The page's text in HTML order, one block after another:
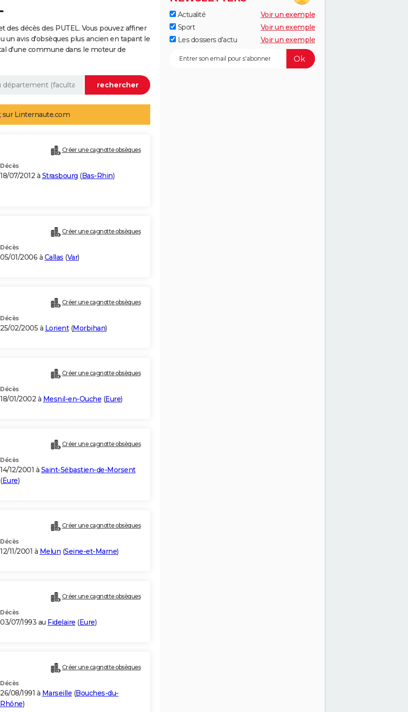
décès des PUTEL. Vous pouvez affiner
un avis d'obsèques plus ancien en tapant le
d'une commune dans le moteur de
sur Linternaute.com
Créer une cagnotte obsèques
Décès
18/07/2012 à Strasbourg (Bas-Rhin)
Créer une cagnotte obsèques
Décès
05/01/2006 à Callas (Var)
Créer une cagnotte obsèques
Décès
25/02/2005 à Lorient(Morbihan)
Créer une cagnotte obsèques
Décès
18/01/2002 à Mesnil-en-Ouche (Eure)
Créer une cagnotte obsèques
Décès
14/12/2001 à Saint-Sébastien-de-Morsent
(Eure)
Créer une cagnotte obsèques
Décès
12/11/2001 à Melun (Seine-et-Marne)
Créer une cagnotte obsèques
Décès
03/07/1993 au Fidelaire (Eure)
Créer une cagnotte obsèques
Décès
26/08/1991 à Marseille (Bouches-du-
Rhône)
Actualité
Voir un exemple
Sport
Voir un exemple
Les dossiers d'actu
Voir un exemple